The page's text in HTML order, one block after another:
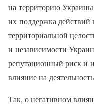
на территорию
их поддержка
территориальной
и независимости
репутационный риск и
влияние на
Так, о негативном